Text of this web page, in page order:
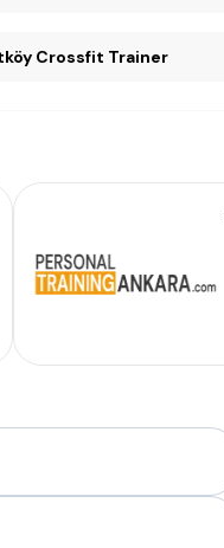
Ümitköy Crossfit Trainer